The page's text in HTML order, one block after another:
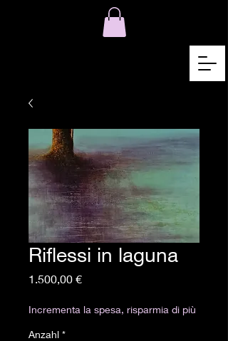
Riflessi in laguna
1.500,00 €Preis
Incrementa la spesa, risparmia di più
Anzahl *